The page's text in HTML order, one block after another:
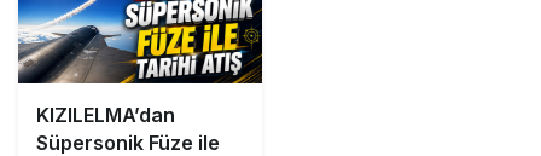
KIZILELMA’dan
Süpersonik Füze ile